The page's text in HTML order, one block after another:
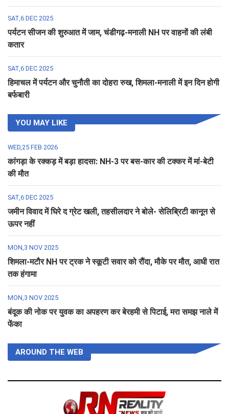
SAT,6 DEC 2025
पर्यटन सीजन की शुरुआत में जाम, चंडीगढ़-मनाली NH पर वाहनों की लंबी
कतार
SAT,6 DEC 2025
हिमाचल में पर्यटन और चुनौती का दोहरा रुख, शिमला-मनाली में इन दिन होगी
बर्फबारी
YOU MAY LIKE
WED,25 FEB 2026
कांगड़ा के रक्कड़ में बड़ा हादसा: NH-3 पर बस-कार की टक्कर में मां-बेटी
की मौत
SAT,6 DEC 2025
जमीन विवाद में घिरे द ग्रेट खली, तहसीलदार ने बोले- सेलिब्रिटी कानून से
ऊपर नहीं
MON,3 NOV 2025
शिमला-मटौर NH पर ट्रक ने स्कूटी सवार को रौंदा, मौके पर मौत, आधी रात
तक हंगामा
MON,3 NOV 2025
बंदूक की नोक पर युवक का अपहरण कर बेरहमी से पिटाई, मरा समझ नाले में
फेंका
AROUND THE WEB